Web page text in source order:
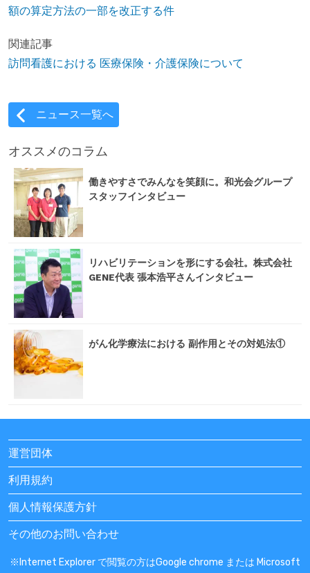
額の算定方法の一部を改正する件
関連記事
訪問看護における 医療保険・介護保険について
ニュース一覧へ
オススメのコラム
働きやすさでみんなを笑顔に。和光会グループ
スタッフインタビュー
リハビリテーションを形にする会社。株式会社
GENE代表 張本浩平さんインタビュー
がん化学療法における 副作用とその対処法①
運営団体
利用規約
個人情報保護方針
その他のお問い合わせ
※Internet Explorer で閲覧の方はGoogle chrome または Microsoft